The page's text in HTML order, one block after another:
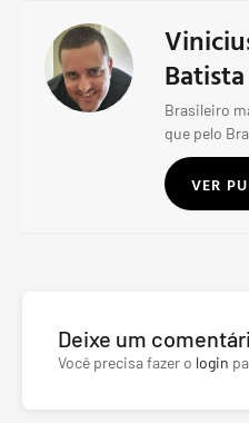
Batista
Brasileiro
que pelo
VER
Deixe um
Você precisa fazer o login